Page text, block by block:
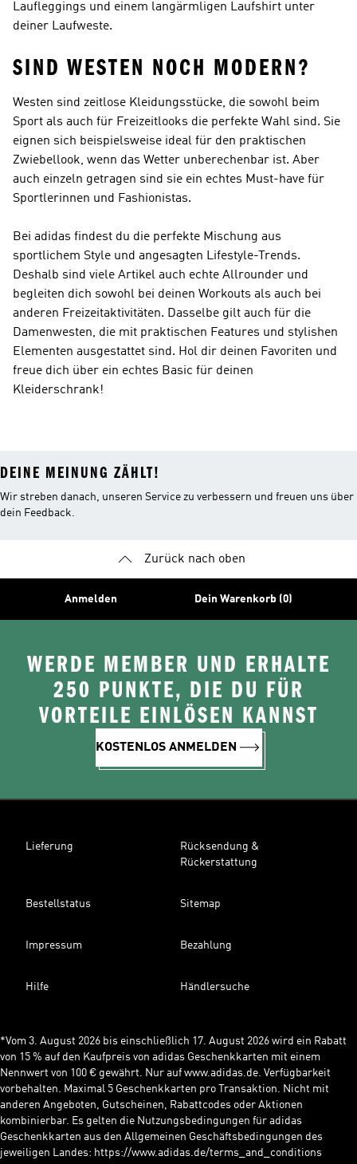
Laufleggings und einem langärmligen Laufshirt unter
deiner Laufweste.
SIND WESTEN NOCH MODERN?
Westen sind zeitlose Kleidungsstücke, die sowohl beim
Sport als auch für Freizeitlooks die perfekte Wahl sind. Sie
eignen sich beispielsweise ideal für den praktischen
Zwiebellook, wenn das Wetter unberechenbar ist. Aber
auch einzeln getragen sind sie ein echtes Must-have für
Sportlerinnen und Fashionistas.
Bei adidas findest du die perfekte Mischung aus
sportlichem Style und angesagten Lifestyle-Trends.
Deshalb sind viele Artikel auch echte Allrounder und
begleiten dich sowohl bei deinen Workouts als auch bei
anderen Freizeitaktivitäten. Dasselbe gilt auch für die
Damenwesten, die mit praktischen Features und stylishen
Elementen ausgestattet sind. Hol dir deinen Favoriten und
freue dich über ein echtes Basic für deinen
Kleiderschrank!
DEINE MEINUNG ZÄHLT!
Wir streben danach, unseren Service zu verbessern und freuen uns über
dein Feedback.
Zurück nach oben
Anmelden Dein Warenkorb (0)
WERDE MEMBER UND ERHALTE
250 PUNKTE, DIE DU FÜR
VORTEILE EINLÖSEN KANNST
KOSTENLOS ANMELDEN
Lieferung
Rücksendung &
Rückerstattung
Bestellstatus Sitemap
Impressum Bezahlung
Hilfe Händlersuche
*Vom 3. August 2026 bis einschließlich 17. August 2026 wird ein Rabatt
von 15 % auf den Kaufpreis von adidas Geschenkkarten mit einem
Nennwert von 100 € gewährt. Nur auf www.adidas.de. Verfügbarkeit
vorbehalten. Maximal 5 Geschenkkarten pro Transaktion. Nicht mit
anderen Angeboten, Gutscheinen, Rabattcodes oder Aktionen
kombinierbar. Es gelten die Nutzungsbedingungen für adidas
Geschenkkarten aus den Allgemeinen Geschäftsbedingungen des
jeweiligen Landes: https://www.adidas.de/terms_and_conditions